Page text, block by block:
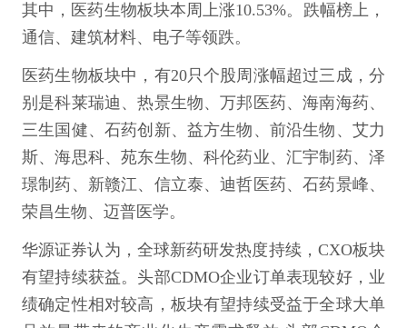
其中，医药生物板块本周上涨10.53%。跌幅榜上，
通信、建筑材料、电子等领跌。
医药生物板块中，有20只个股周涨幅超过三成，分
别是科莱瑞迪、热景生物、万邦医药、海南海药、
三生国健、石药创新、益方生物、前沿生物、艾力
斯、海思科、苑东生物、科伦药业、汇宇制药、泽
璟制药、新赣江、信立泰、迪哲医药、石药景峰、
荣昌生物、迈普医学。
华源证券认为，全球新药研发热度持续，CXO板块
有望持续获益。头部CDMO企业订单表现较好，业
绩确定性相对较高，板块有望持续受益于全球大单